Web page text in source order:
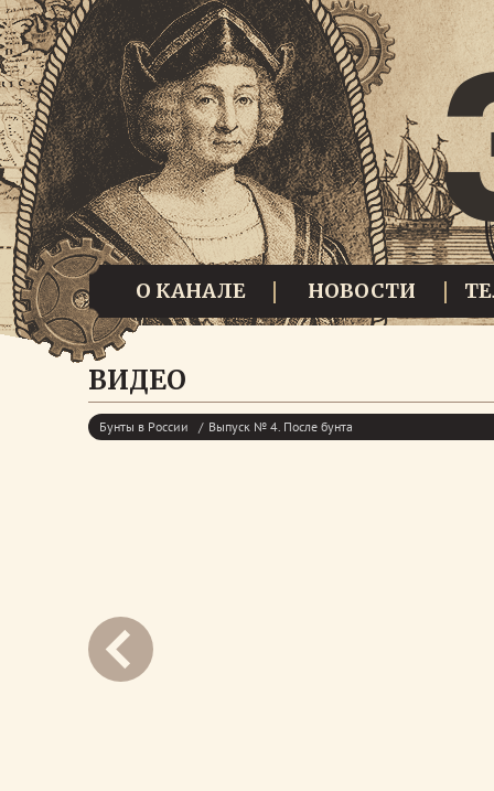
О КАНАЛЕ НОВОСТИ
ВИДЕО
Бунты в России Выпуск № 4. После бунта